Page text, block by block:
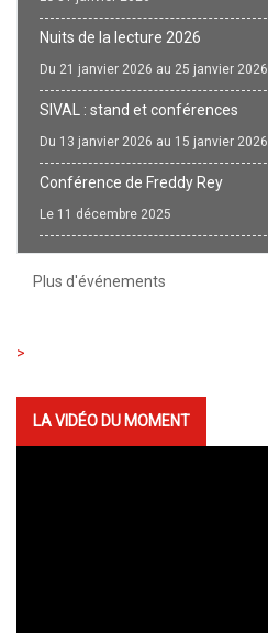
Nuits de la lecture 2026
Du 21 janvier 2026 au 25 janvier 2026
SIVAL : stand et conférences
Du 13 janvier 2026 au 15 janvier 2026
Conférence de Freddy Rey
Le 11 décembre 2025
Plus d'événements
LA VIDÉO DU MOMENT